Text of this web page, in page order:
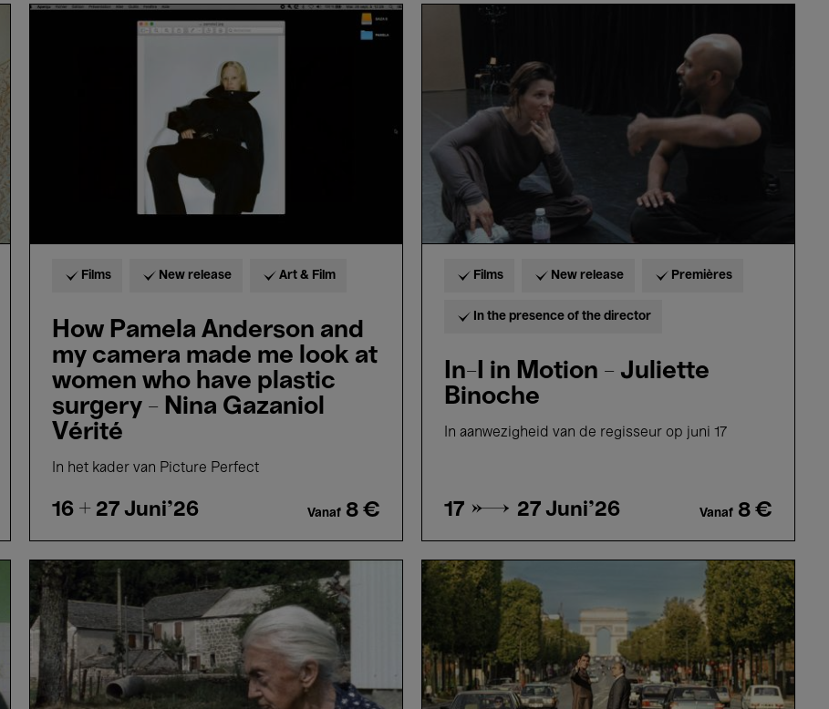
How
surgery
Films New release Art & Film
How Pamela Anderson and
my camera made me look at
women who have plastic
surgery - Nina Gazaniol
Vérité
In het kader van Picture Perfect
16 + 27 Juni'26 Vanaf 8 €
Juliette
Binoche
Films New release Premières
In the presence of the director
In-I in Motion - Juliette
Binoche
In aanwezigheid van de regisseur op juni 17
17 → 27 Juni'26 Vanaf 8 €
Profils
Paysans:
Quotidien
-
Raymond
Depardon
L'Inconnu
de
-
Stéphane
Demoustier